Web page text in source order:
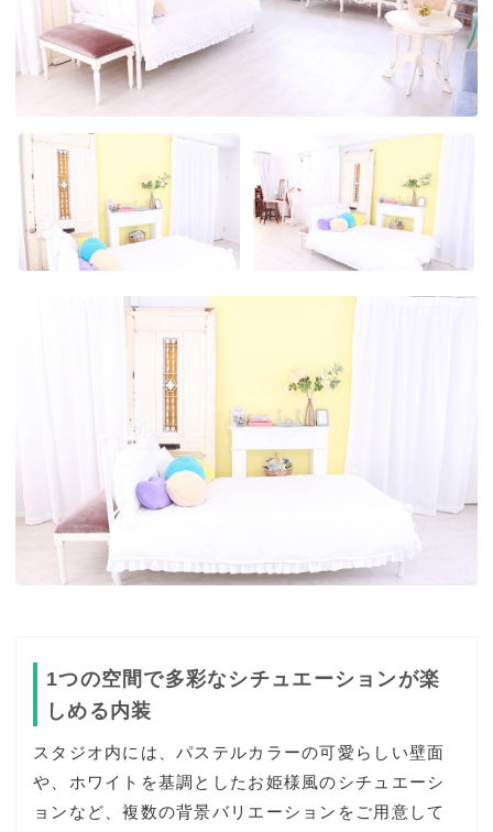
1つの空間で多彩なシチュエーションが楽
しめる内装
スタジオ内には、パステルカラーの可愛らしい壁面
や、ホワイトを基調としたお姫様風のシチュエーシ
ョンなど、複数の背景バリエーションをご用意して